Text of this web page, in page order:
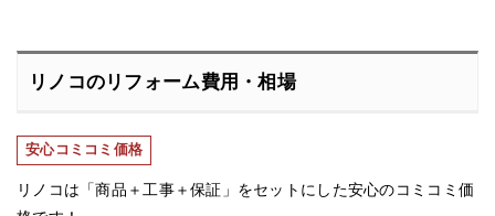
リノコのリフォーム費用・相場
安心コミコミ価格
リノコは「商品＋工事＋保証」をセットにした安心のコミコミ価